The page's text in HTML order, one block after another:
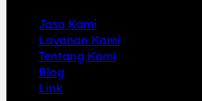
Jasa Kami
Layanan Kami
Tentang Kami
Blog
Link